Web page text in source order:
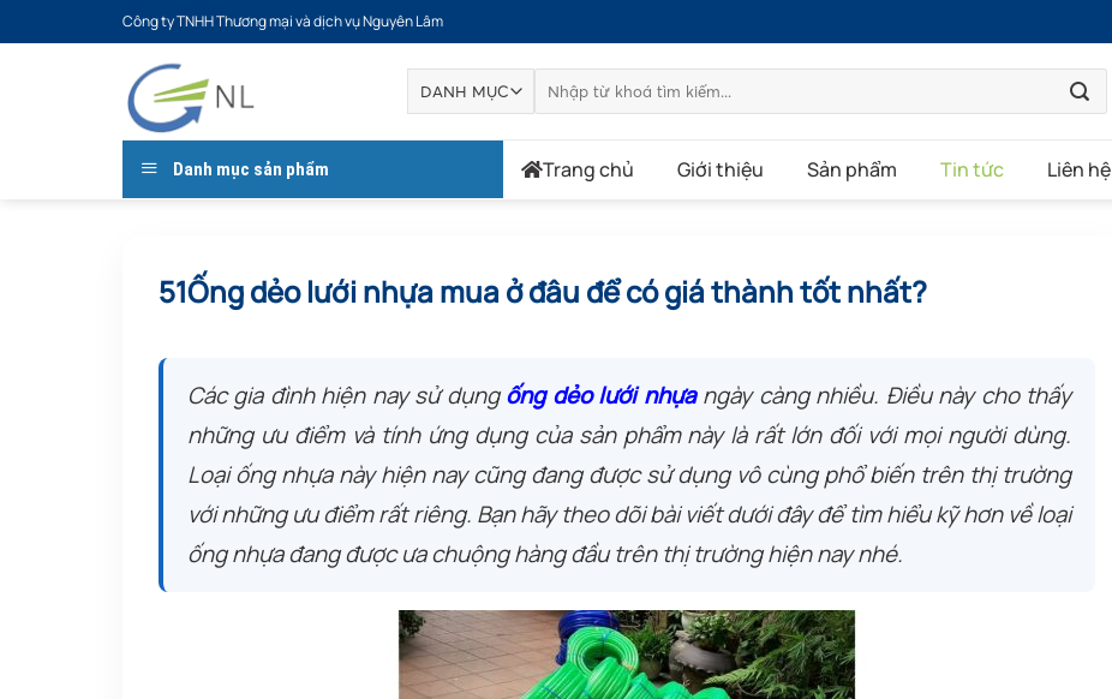
qua
Công ty TNHH Thương mại và dịch vụ Nguyên Lâm
kiếm:
Danh mục sản phẩm Trang chủ Giới thiệu Sản phẩm Tin tức Liên hệ
51Ống dẻo lưới nhựa mua ở đâu để có giá thành tốt nhất?
Các gia đình hiện nay sử dụngống dẻo lưới nhựangày càng nhiều. Điều này cho thấy
những ưu điểm và tính ứng dụng của sản phẩm này là rất lớn đối với mọi người dùng.
Loại ống nhựa này hiện nay cũng đang được sử dụng vô cùng phổ biến trên thị trường
với những ưu điểm rất riêng. Bạn hãy theo dõi bài viết dưới đây để tìm hiểu kỹ hơn về loại
ống nhựa đang được ưa chuộng hàng đầu trên thị trường hiện nay nhé.